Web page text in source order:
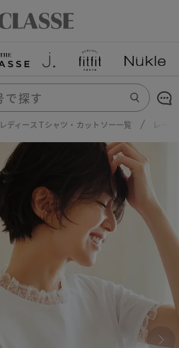
レディース Tシャツ・カットソー一覧 レー